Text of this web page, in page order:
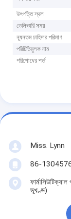
উৎপত্তি স্থল
ডেলিভারি সময়
ন্যূনতম চাহিদার পরিমাণ
পরিচিতিমুলক নাম
পরিশোধের শর্ত
Miss. Lynn
86-
ভূখণ্ড)